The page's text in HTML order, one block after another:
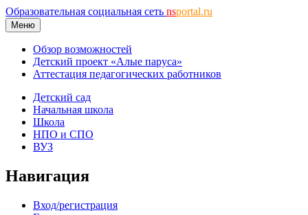
Образовательная социальная сеть nsportal.ru
Меню
Обзор возможностей
Детский проект «Алые паруса»
Аттестация педагогических работников
Детский сад
Начальная школа
Школа
НПО и СПО
ВУЗ
Навигация
Вход/регистрация